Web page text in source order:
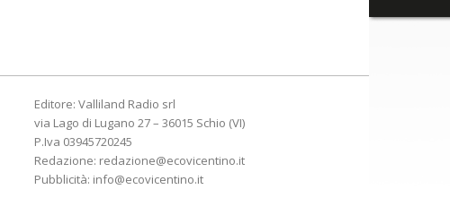
Editore: Valliland Radio srl
via Lago di Lugano 27 – 36015 Schio (VI)
P.Iva 03945720245
Redazione: redazione@ecovicentino.it
Pubblicità: info@ecovicentino.it